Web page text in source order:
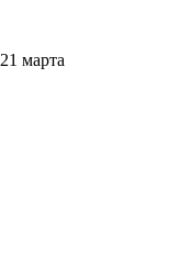
21 марта